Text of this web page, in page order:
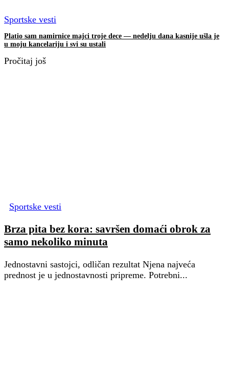
Sportske vesti
Platio sam namirnice majci troje dece — nedelju dana kasnije ušla je
u moju kancelariju i svi su ustali
Pročitaj još
Sportske vesti
Brza pita bez kora: savršen domaći obrok za
samo nekoliko minuta
Jednostavni sastojci, odličan rezultat Njena najveća
prednost je u jednostavnosti pripreme. Potrebni...